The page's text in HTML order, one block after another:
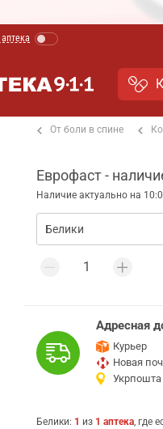
От боли в спине
Еврофаст -
Наличие актуально на
Адресная
Курьер
Новая
Укрпошта
Белики: 1 из 1 аптека, где